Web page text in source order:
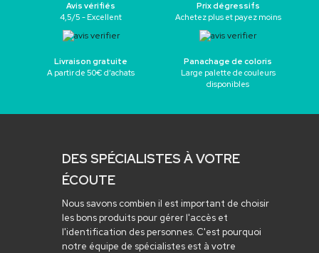
Avis vérifiés
4,5/5 - Excellent
Prix dégressifs
Achetez plus et payez moins
Livraison gratuite
A partir de 50€ d’achats
Panachage de coloris
Large palette de couleurs
disponibles
DES SPÉCIALISTES À VOTRE
ÉCOUTE
Nous savons combien il est important de choisir
les bons produits pour gérer l'accès et
l'identification des personnes. C'est pourquoi
notre équipe de spécialistes est à votre